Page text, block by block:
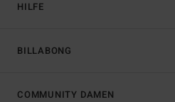
HILFE
BILLABONG
COMMUNITY DAMEN